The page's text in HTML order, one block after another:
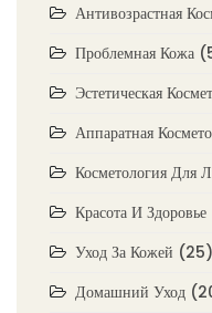
Антивозрастная
Проблемная Кожа
Эстетическая
Аппаратная
Косметология Для
Красота И Здоровье
Уход За Кожей (25)
Домашний Уход